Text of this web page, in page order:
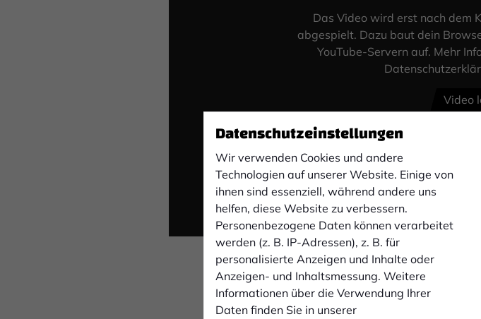
Datenschutzeinstellungen
Wir verwenden Cookies und andere
Technologien auf unserer Website. Einige von
ihnen sind essenziell, während andere uns
helfen, diese Website zu verbessern.
Personenbezogene Daten können verarbeitet
werden (z. B. IP-Adressen), z. B. für
personalisierte Anzeigen und Inhalte oder
Anzeigen- und Inhaltsmessung. Weitere
Informationen über die Verwendung Ihrer
Daten finden Sie in unserer
Das Video wird erst nach dem
abgespielt. Dazu baut dein
YouTube-Servern auf. Mehr
Video